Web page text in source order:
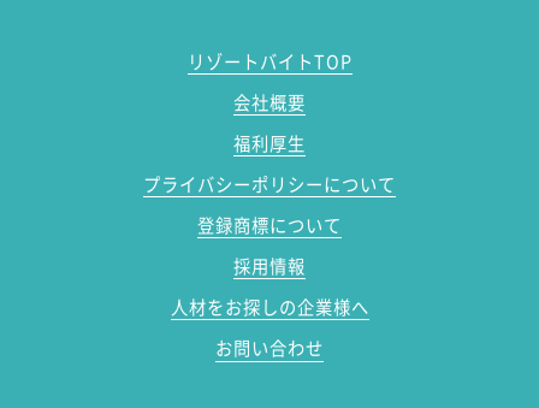
リゾートバイトTOP
会社概要
福利厚生
プライバシーポリシーについて
登録商標について
採用情報
人材をお探しの企業様へ
お問い合わせ